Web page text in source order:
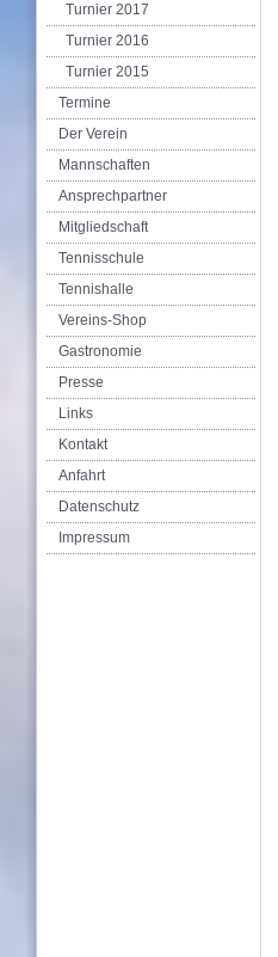
Turnier 2017
Turnier 2016
Turnier 2015
Termine
Der Verein
Mannschaften
Ansprechpartner
Mitgliedschaft
Tennisschule
Tennishalle
Vereins-Shop
Gastronomie
Presse
Links
Kontakt
Anfahrt
Datenschutz
Impressum